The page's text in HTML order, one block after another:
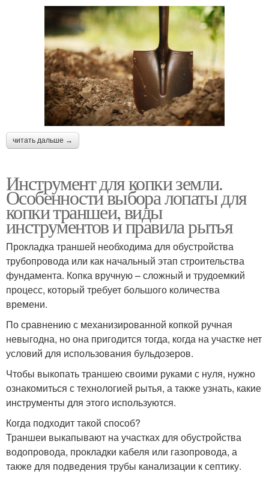
читать дальше →
Инструмент для копки земли.
Особенности выбора лопаты для
копки траншеи, виды
инструментов и правила рытья
Прокладка траншей необходима для обустройства
трубопровода или как начальный этап строительства
фундамента. Копка вручную – сложный и трудоемкий
процесс, который требует большого количества
времени.
По сравнению с механизированной копкой ручная
невыгодна, но она пригодится тогда, когда на участке нет
условий для использования бульдозеров.
Чтобы выкопать траншею своими руками с нуля, нужно
ознакомиться с технологией рытья, а также узнать, какие
инструменты для этого используются.
Когда подходит такой способ?
Траншеи выкапывают на участках для обустройства
водопровода, прокладки кабеля или газопровода, а
также для подведения трубы канализации к септику.